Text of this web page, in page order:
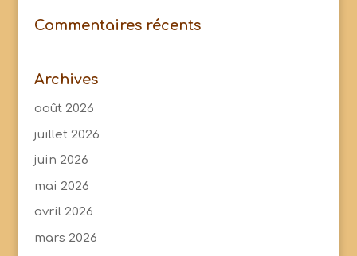
Commentaires récents
Archives
août 2026
juillet 2026
juin 2026
mai 2026
avril 2026
mars 2026